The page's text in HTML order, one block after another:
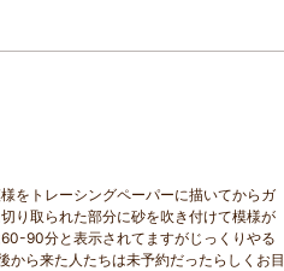
をトレーシングペーパーに描いてからガ
り取られた部分に砂を吹き付けて模様が
90分と表示されてますがじっくりやる
ら来た人たちは未予約だったらしくお目